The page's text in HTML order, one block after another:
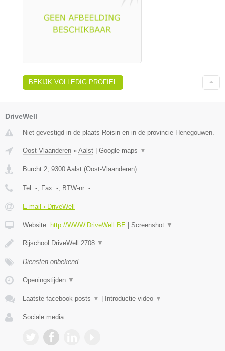
BEKIJK VOLLEDIG PROFIEL
DriveWell
Niet gevestigd in de plaats Roisin en in de provincie Henegouwen.
Oost-Vlaanderen » Aalst | Google maps ▼
Burcht 2 9300 Aalst (Oost-Vlaanderen)
Tel: - , Fax: - , BTW-nr: -
E-mail › DriveWell
Website: http://WWW.DriveWell.BE | Screenshot ▼
Rijschool DriveWell 2708 ▼
Diensten onbekend
Openingstijden ▼
Laatste facebook posts ▼ | Introductie video ▼
Sociale media: